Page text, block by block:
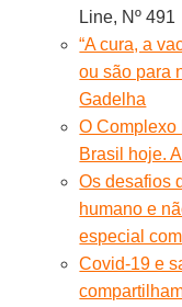
Line, Nº 491
“A cura, a
ou são para
Gadelha
O Complexo
Brasil hoje.
Os desafios
humano e
especial
Covid-19 e